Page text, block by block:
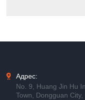
Адрес:
No. 9, Huang Jin Hu
Town, Dongguan